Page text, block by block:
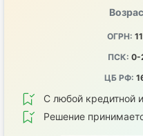
ОГРН:
ПСК: 0-
ЦБ РФ:
С любой кредитной
Решение